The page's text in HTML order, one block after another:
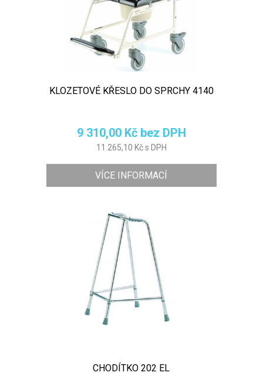
KLOZETOVÉ KŘESLO DO SPRCHY 4140
9 310,00 Kč bez DPH
11 265,10 Kč s DPH
VÍCE INFORMACÍ
CHODÍTKO 202 EL